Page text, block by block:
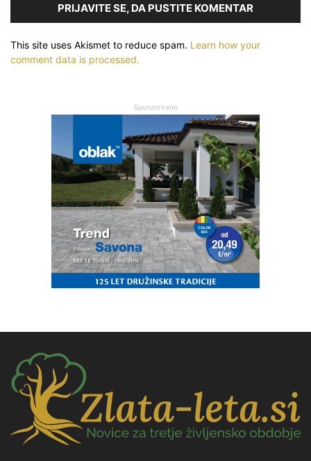
PRIJAVITE SE, DA PUSTITE KOMENTAR
This site uses Akismet to reduce spam. Learn how your
comment data is processed.
Sponzorirano